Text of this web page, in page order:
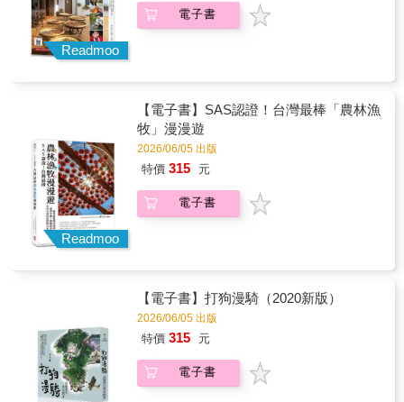
Readmoo
電子書
Readmoo
【電子書】SAS認證！台灣最棒「農林漁
牧」漫漫遊
2026/06/05 出版
特價 315 元
電子書
【電子書】打狗漫騎（2020新版）
2026/06/05 出版
特價 315 元
電子書